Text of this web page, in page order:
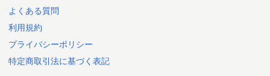
よくある質問
利用規約
プライバシーポリシー
特定商取引法に基づく表記